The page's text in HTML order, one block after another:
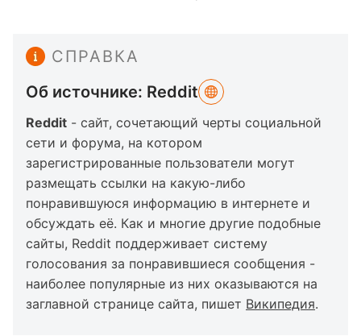
СПРАВКА
Об источнике: Reddit
Reddit - сайт, сочетающий черты социальной
сети и форума, на котором
зарегистрированные пользователи могут
размещать ссылки на какую-либо
понравившуюся информацию в интернете и
обсуждать её. Как и многие другие подобные
сайты, Reddit поддерживает систему
голосования за понравившиеся сообщения -
наиболее популярные из них оказываются на
заглавной странице сайта, пишет Википедия.